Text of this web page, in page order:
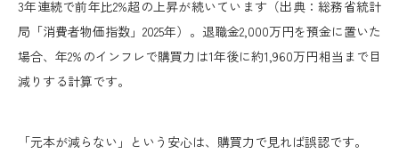
3年連続で前年比2%超の上昇が続いています（出典：総務省統計
局「消費者物価指数」2025年）。退職金2,000万円を預金に置いた
場合、年2%のインフレで購買力は1年後に約1,960万円相当まで目
減りする計算です。
「元本が減らない」という安心は、購買力で見れば誤認です。